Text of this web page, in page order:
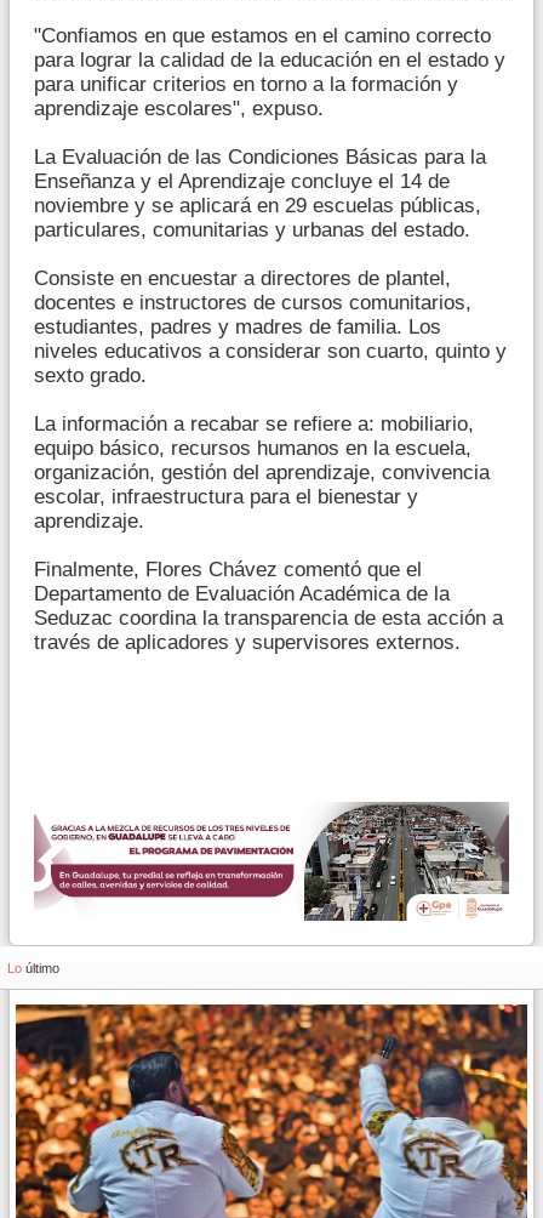
"Confiamos en que estamos en el camino correcto
para lograr la calidad de la educación en el estado y
para unificar criterios en torno a la formación y
aprendizaje escolares", expuso.
La Evaluación de las Condiciones Básicas para la
Enseñanza y el Aprendizaje concluye el 14 de
noviembre y se aplicará en 29 escuelas públicas,
particulares, comunitarias y urbanas del estado.
Consiste en encuestar a directores de plantel,
docentes e instructores de cursos comunitarios,
estudiantes, padres y madres de familia. Los
niveles educativos a considerar son cuarto, quinto y
sexto grado.
La información a recabar se refiere a: mobiliario,
equipo básico, recursos humanos en la escuela,
organización, gestión del aprendizaje, convivencia
escolar, infraestructura para el bienestar y
aprendizaje.
Finalmente, Flores Chávez comentó que el
Departamento de Evaluación Académica de la
Seduzac coordina la transparencia de esta acción a
través de aplicadores y supervisores externos.
Lo último